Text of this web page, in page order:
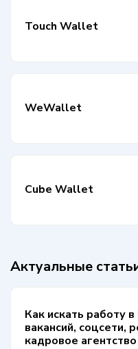
Touch Wallet
WeWallet
Cube Wallet
Актуальные
Как искать работу
вакансий, соцсети,
кадровое агентство